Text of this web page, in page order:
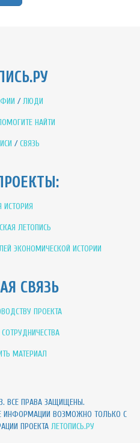
/ЛЮДИ
НАЙТИ
/СВЯЗЬ
ИСТОРИЯ
ЛЕТОПИСЬ
ЭКОНОМИЧЕСКОЙ ИСТОРИИ
СВЯЗЬ
ПРОЕКТА
МАТЕРИАЛ
ВСЕ ПРАВА ЗАЩИЩЕНЫ.
ИНФОРМАЦИИ ВОЗМОЖНО ТОЛЬКО С
ПРОЕКТА ЛЕТОПИСЬ.РУ